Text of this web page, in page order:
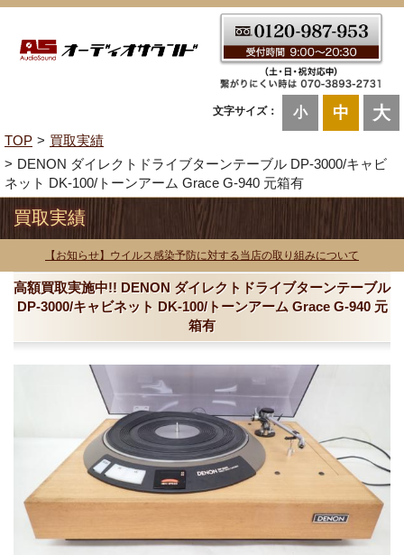
文字サイズ： 小 中 大
TOP
買取実績
DENON ダイレクトドライブターンテーブル DP-3000/キャビ
ネット DK-100/トーンアーム Grace G-940 元箱有
買取実績
【お知らせ】ウイルス感染予防に対する当店の取り組みについて
高額買取実施中!! DENON ダイレクトドライブターンテーブル
DP-3000/キャビネット DK-100/トーンアーム Grace G-940 元
箱有